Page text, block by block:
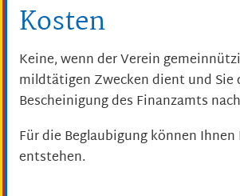
Kosten
Keine, wenn der Verein
mildtätigen Zwecken dient und Sie
Bescheinigung des Finanzamts
Für die Beglaubigung können
entstehen.